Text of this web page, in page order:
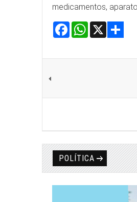
medicamentos,
Facebook
WhatsApp
POLÍTICA